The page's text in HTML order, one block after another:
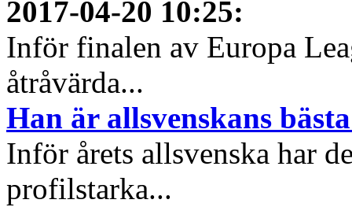
2017-04-20 10:25:
Inför finalen av Europa
åtråvärda...
Han är allsvenskans
Inför årets allsvenska har
profilstarka...